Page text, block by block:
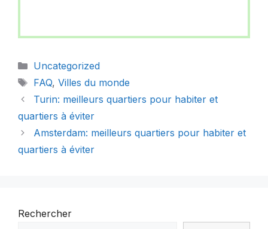
Catégories
Uncategorized
Étiquettes
FAQ, Villes du monde
Turin: meilleurs quartiers pour habiter et
quartiers à éviter
Amsterdam: meilleurs quartiers pour habiter et
quartiers à éviter
Rechercher